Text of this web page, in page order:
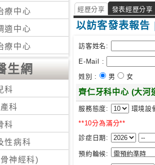
療中心
適中心
療中心
生網
科
科
科
性病科
神經科)
經歷分享 發表經歷分享
以訪客發表報告
訪客姓名:
E-Mail :
姓別 :
男 女
齊仁牙科中心 (大河
服務態度: 環境設
**10分為滿分**
診症日期:
預約輪候: